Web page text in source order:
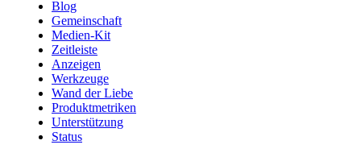
Blog
Gemeinschaft
Medien-Kit
Zeitleiste
Anzeigen
Werkzeuge
Wand der Liebe
Produktmetriken
Unterstützung
Status